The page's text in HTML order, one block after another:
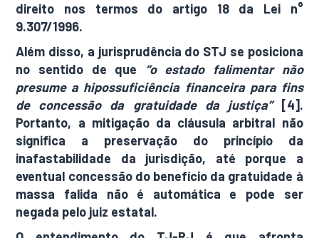
direito nos termos do artigo 18 da Lei n°
9.307/1996.
Além disso, a jurisprudência do STJ se posiciona
no sentido de que “o estado falimentar não
presume a hipossuficiência financeira para fins
de concessão da gratuidade da justiça” [4].
Portanto, a mitigação da cláusula arbitral não
significa a preservação do princípio da
inafastabilidade da jurisdição, até porque a
eventual concessão do benefício da gratuidade à
massa falida não é automática e pode ser
negada pelo juiz estatal.